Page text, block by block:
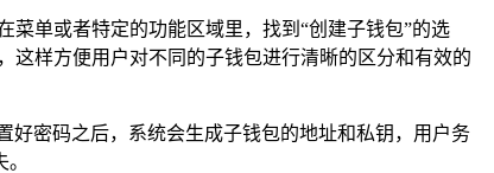
菜单或者特定的功能区域里，找到“创建子钱包”的选
这样方便用户对不同的子钱包进行清晰的区分和有效的
好密码之后，系统会生成子钱包的地址和私钥，用户务